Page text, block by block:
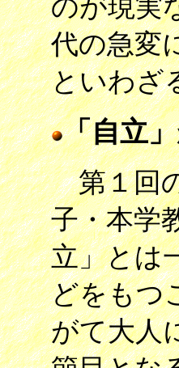
のが現実
代の急変
といわざ
「自立
第１回の
子・本学
立」とは
どをもつ
がて大人